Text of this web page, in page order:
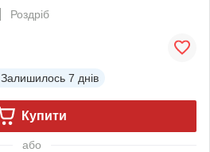
Роздріб
Залишилось 7 днів
Купити
або